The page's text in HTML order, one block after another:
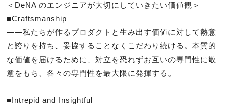
＜DeNA のエンジニアが大切にしていきたい価値観＞
■Craftsmanship
――私たちが作るプロダクトと生み出す価値に対して熱意
と誇りを持ち、妥協することなくこだわり続ける。本質的
な価値を届けるために、対立を恐れずお互いの専門性に敬
意をもち、各々の専門性を最大限に発揮する。
■Intrepid and Insightful